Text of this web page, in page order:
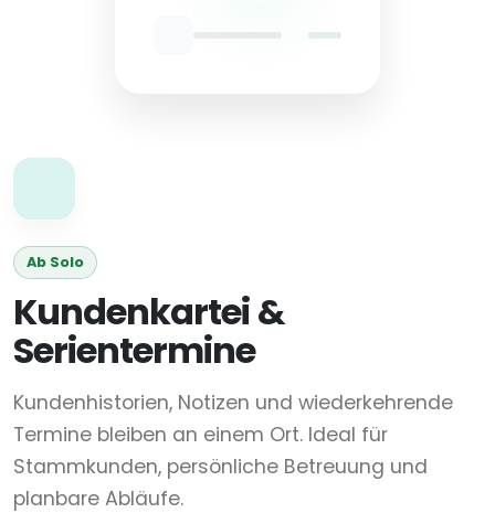
Ab Solo
Kundenkartei &
Serientermine
Kundenhistorien, Notizen und wiederkehrende
Termine bleiben an einem Ort. Ideal für
Stammkunden, persönliche Betreuung und
planbare Abläufe.